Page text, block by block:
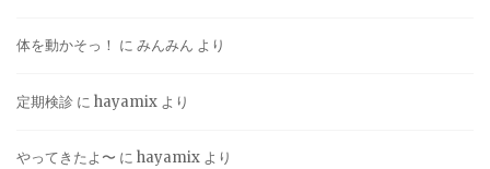
体を動かそっ！ に みんみん より
定期検診 に hayamix より
やってきたよ〜 に hayamix より